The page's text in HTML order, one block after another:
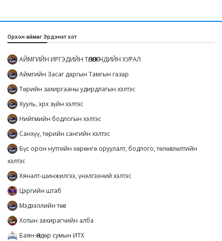
Орхон аймаг Эрдэнэт хот
АЙМГИЙН ИРГЭДИЙН ТӨЛӨӨЛӨГЧДИЙН ХУРАЛ
Аймгийн Засаг даргын Тамгын газар
Төрийн захиргааны удирдлагын хэлтэс
Хууль, эрх зүйн хэлтэс
Нийгмийн бодлогын хэлтэс
Санхүү, төрийн сангийн хэлтэс
Бүс орон нутгийн хөрөнгө оруулалт, бодлого, төлөвлөлтийн
хэлтэс
Хяналт-шинжилгээ, үнэлгээний хэлтэс
Цэргийн штаб
Мэдээллийн төв
Хотын захирагчийн алба
Баян-Өндөр сумын ИТХ